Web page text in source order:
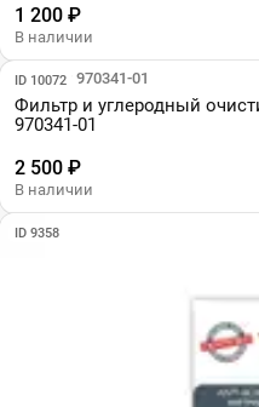
1 200 ₽
В наличии
ID 10072
Парт №: 970341-01
Фильтр и углеродный
970341-01
2 500 ₽
В наличии
ID 9358